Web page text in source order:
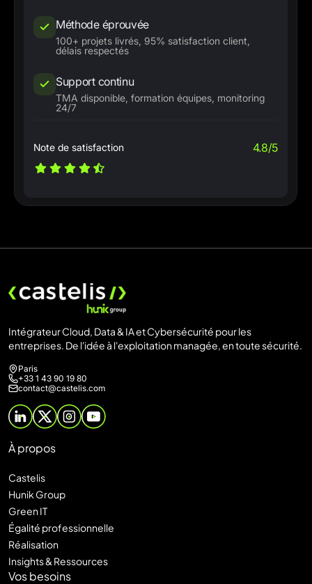
Méthode éprouvée
100+ projets livrés, 95% satisfaction client,
délais respectés
Support continu
TMA disponible, formation équipes, monitoring
24/7
Note de satisfaction 4.8/5
Intégrateur Cloud, Data & IA et Cybersécurité pour les
entreprises. De l'idée à l'exploitation managée, en toute sécurité.
Paris
+33 1 43 90 19 80
contact@castelis.com
À propos
Castelis
Hunik Group
Green IT
Égalité professionnelle
Réalisation
Insights & Ressources
Vos besoins